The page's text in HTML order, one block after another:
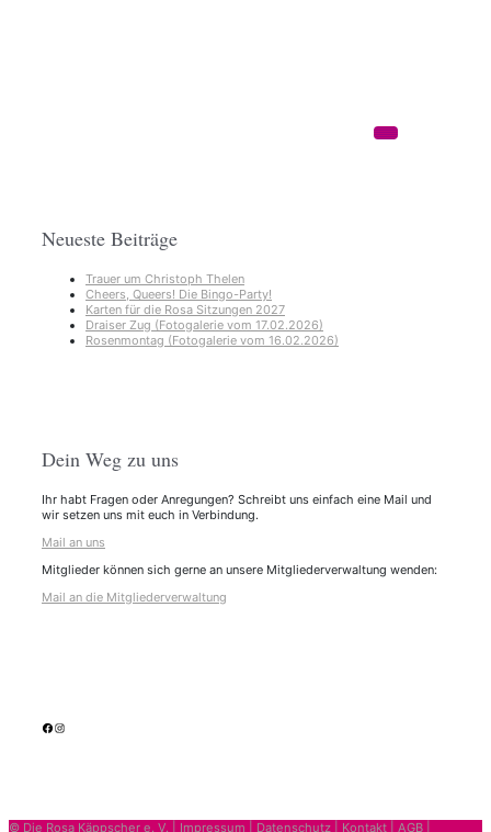
Neueste Beiträge
Trauer um Christoph Thelen
Cheers, Queers! Die Bingo-Party!
Karten für die Rosa Sitzungen 2027
Draiser Zug (Fotogalerie vom 17.02.2026)
Rosenmontag (Fotogalerie vom 16.02.2026)
Dein Weg zu uns
Ihr habt Fragen oder Anregungen? Schreibt uns einfach eine Mail und
wir setzen uns mit euch in Verbindung.
Mail an uns
Mitglieder können sich gerne an unsere Mitgliederverwaltung wenden:
Mail an die Mitgliederverwaltung
facebook
Instagram
© Die Rosa Käppscher e. V. | Impressum Datenschutz Kontakt AGB